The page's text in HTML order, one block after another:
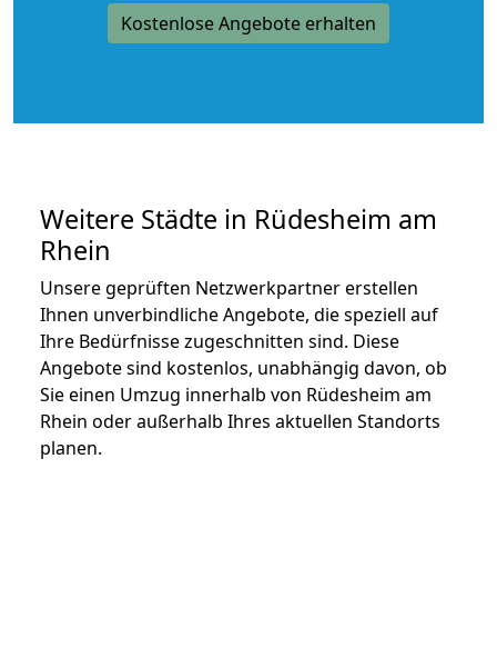
Kostenlose Angebote erhalten
Weitere Städte in Rüdesheim am
Rhein
Unsere geprüften Netzwerkpartner erstellen
Ihnen unverbindliche Angebote, die speziell auf
Ihre Bedürfnisse zugeschnitten sind. Diese
Angebote sind kostenlos, unabhängig davon, ob
Sie einen Umzug innerhalb von Rüdesheim am
Rhein oder außerhalb Ihres aktuellen Standorts
planen.